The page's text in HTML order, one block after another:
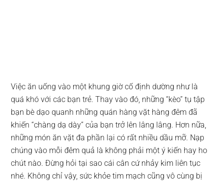
Việc ăn uống vào một khung giờ cố định dường như là
quá khó với các bạn trẻ. Thay vào đó, những “kèo” tụ tập
bạn bè dạo quanh những quán hàng vặt hàng đêm đã
khiến “chàng dạ dày” của bạn trở lên lâng lâng. Hơn nữa,
những món ăn vặt đa phần lại có rất nhiều dầu mỡ. Nạp
chúng vào mỗi đêm quả là không phải một ý kiến hay ho
chút nào. Đừng hỏi tại sao cái cân cứ nhảy kim liên tục
nhé. Không chỉ vậy, sức khỏe tim mạch cũng vô cùng bị